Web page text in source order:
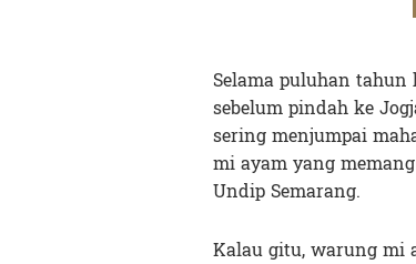
Selama puluhan
sebelum pindah ke
sering menjumpai
mi ayam yang
Undip Semarang.
Kalau gitu, warung mi